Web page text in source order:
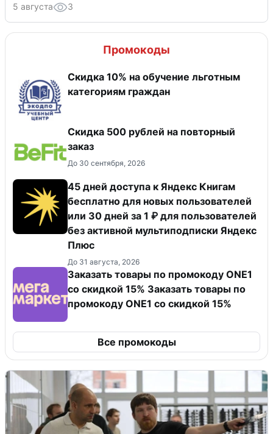
5 августа 3
Промокоды
Скидка 10% на обучение льготным
категориям граждан
Скидка 500 рублей на повторный
заказ
До 30 сентября, 2026
45 дней доступа к Яндекс Книгам
бесплатно для новых пользователей
или 30 дней за 1 ₽ для пользователей
без активной мультиподписки Яндекс
Плюс
До 31 августа, 2026
Заказать товары по промокоду ONE1
со скидкой 15% Заказать товары по
промокоду ONE1 со скидкой 15%
Все промокоды